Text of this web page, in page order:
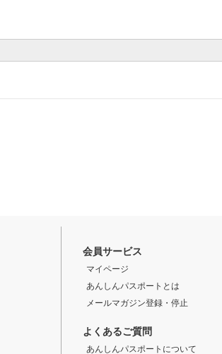
会員サービス
マイページ
あんしんパスポートとは
メールマガジン登録・停止
よくあるご質問
あんしんパスポートについて